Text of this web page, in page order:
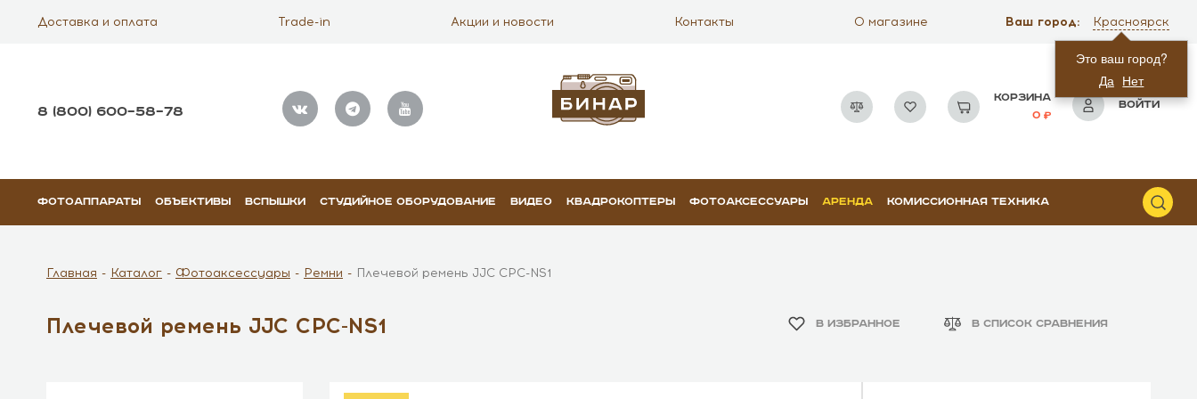
Доставка и оплата Trade-in Акции и новости Контакты О магазине Ваш город:
Это ваш город?
Да Нет
Красноярск
8 (800) 600–58–78
КОРЗИНА
0
ВОЙТИ
ФОТОАППАРАТЫ ОБЪЕКТИВЫ ВСПЫШКИ СТУДИЙНОЕ ОБОРУДОВАНИЕ ВИДЕО КВАДРОКОПТЕРЫ ФОТОАКСЕССУАРЫ АРЕНДА КОМИССИОННАЯ ТЕХНИКА
Главная Каталог Фотоаксессуары Ремни Плечевой ремень JJC CPC-NS1
Плечевой ремень JJC CPC-NS1 В ИЗБРАННОЕ В СПИСОК СРАВНЕНИЯ